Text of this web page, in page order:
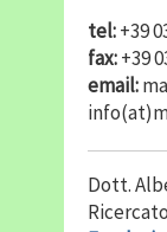
tel:+39
fax:+39
email:
Dott.